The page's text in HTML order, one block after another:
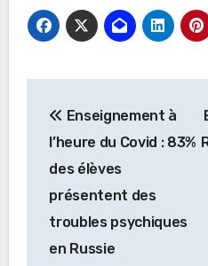
de
l’article
Enseignement à
l’heure du Covid : 83%
des élèves
présentent des
troubles psychiques
en Russie